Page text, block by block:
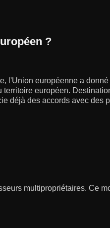
?
l'Union européenne a donné
territoire européen.
déjà des accords avec des
multipropriétaires. Ce